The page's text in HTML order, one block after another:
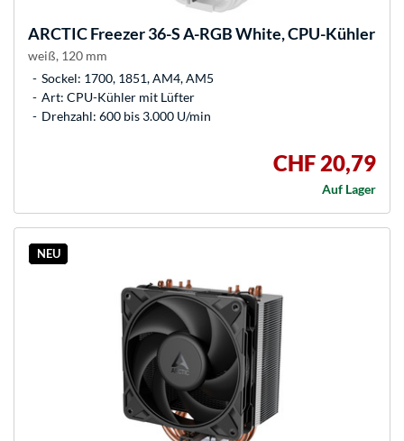
ARCTICFreezer 36-S A-RGB White, CPU-Kühler
weiß, 120 mm
Sockel: 1700, 1851, AM4, AM5
Art: CPU-Kühler mit Lüfter
Drehzahl: 600 bis 3.000 U/min
CHF 20,79
Auf Lager
NEU